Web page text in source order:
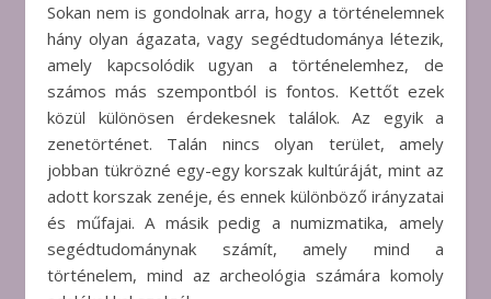
Sokan nem is gondolnak arra, hogy a történelemnek
hány olyan ágazata, vagy segédtudománya létezik,
amely kapcsolódik ugyan a történelemhez, de
számos más szempontból is fontos. Kettőt ezek
közül különösen érdekesnek találok. Az egyik a
zenetörténet. Talán nincs olyan terület, amely
jobban tükrözné egy-egy korszak kultúráját, mint az
adott korszak zenéje, és ennek különböző irányzatai
és műfajai. A másik pedig a numizmatika, amely
segédtudománynak számít, amely mind a
történelem, mind az archeológia számára komoly